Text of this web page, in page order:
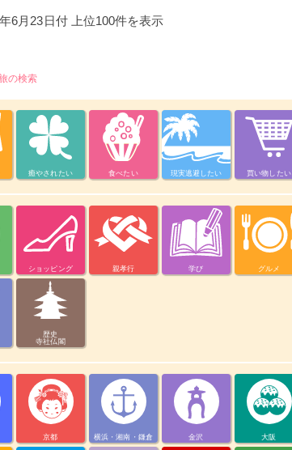
6月23日付 上位100件を表示
の検索
癒やされたい 食べたい 現実逃避したい 買い物したい
ショッピング 親孝行 学び グルメ
歴史
寺社仏閣
京都 横浜・湘南・鎌倉 金沢 大阪